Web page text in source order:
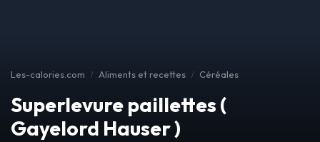
Les-calories.com Aliments et recettes Céréales
Superlevure paillettes (
Gayelord Hauser )